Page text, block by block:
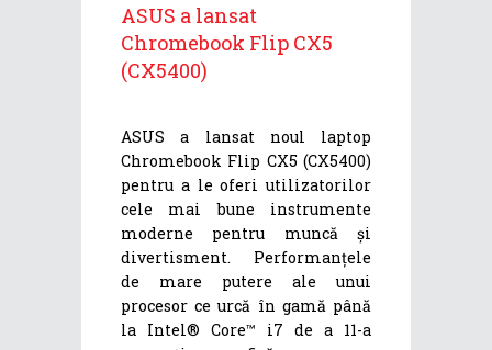
ASUS a lansat
Chromebook Flip CX5
(CX5400)
ASUS a lansat noul laptop
Chromebook Flip CX5 (CX5400)
pentru a le oferi utilizatorilor
cele mai bune instrumente
moderne pentru muncă și
divertisment. Performanțele
de mare putere ale unui
procesor ce urcă în gamă până
la Intel® Core™ i7 de a 11-a